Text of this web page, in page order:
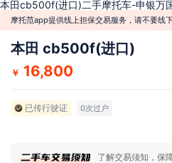
本田cb500f(进口)二手摩托车-申银万
摩托范app提供线上担保交易服务，请不要线
本田 cb500f(进口)
￥ 16,800
已传行驶证 0次过户
了解交易须知，保